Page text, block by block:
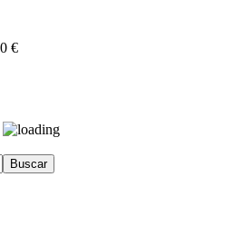
0 €